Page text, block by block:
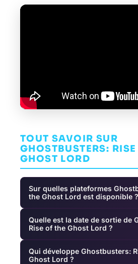
TOUT SAVOIR SUR
GHOSTBUSTERS: RISE
GHOST LORD
Sur quelles plateformes
the Ghost Lord est disponible ?
Quelle est la date de sortie de
Rise of the Ghost Lord ?
Qui développe Ghostbusters:
Ghost Lord ?